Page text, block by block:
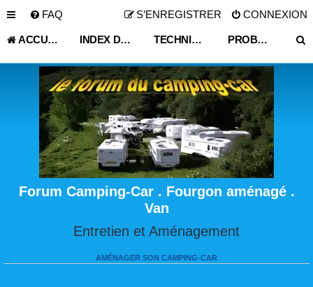
FAQ CONNEXION
S’ENREGISTRER
ACCUEIL INDEX DU FORUM TECHNIQUE VIE PRATIQUE PROBLÈME CELLULE ,PARTIE HABITABLE
Forum Camping-Car . Fourgon aménagé .
Van
Entretien et Aménagement
AMÉNAGER SON CAMPING-CAR